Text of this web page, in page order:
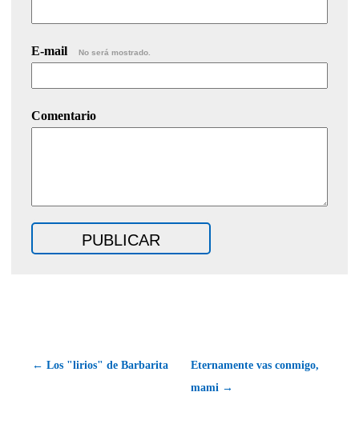
E-mail No será mostrado.
Comentario
← Los "lirios" de Barbarita
Eternamente vas conmigo,
mami →